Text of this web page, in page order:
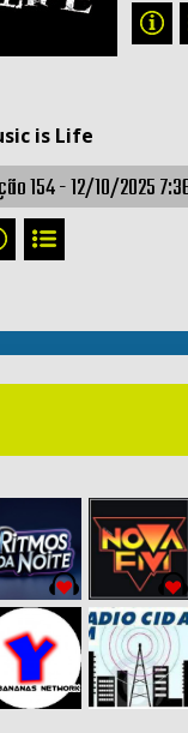
is Life
154 -12/10/2025